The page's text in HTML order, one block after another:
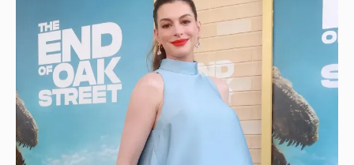
Беременная третьим ребёнком Энн
Хэтэуэй вышла в свет с обнажённым
животом